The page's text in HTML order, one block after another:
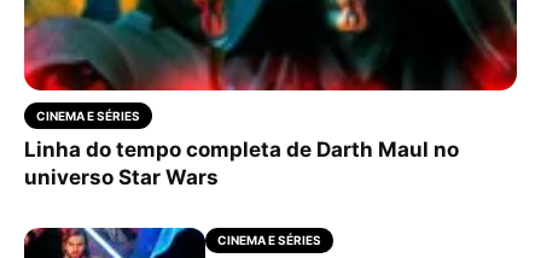
CINEMA E SÉRIES
Linha do tempo completa de Darth Maul no
universo Star Wars
CINEMA E SÉRIES